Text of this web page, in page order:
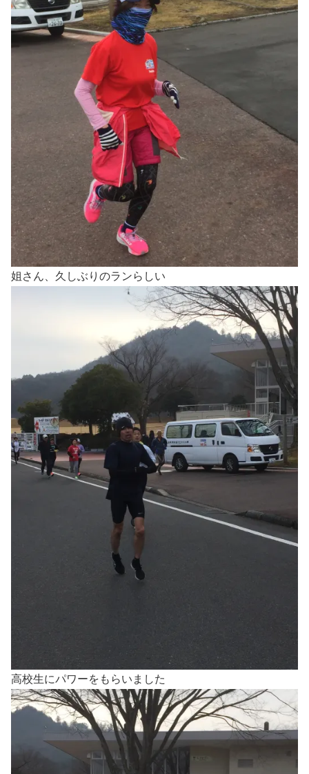
姐さん、久しぶりのランらしい
高校生にパワーをもらいました